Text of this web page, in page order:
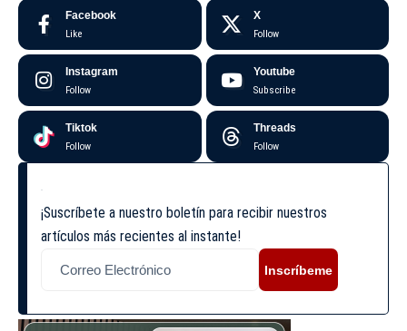
Facebook
Like
X
Follow
Instagram
Follow
Youtube
Subscribe
Tiktok
Follow
Threads
Follow
¡Suscríbete a nuestro boletín para recibir nuestros
artículos más recientes al instante!
Inscríbeme